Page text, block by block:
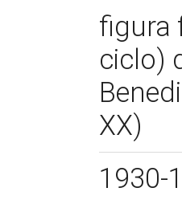
figura
ciclo)
XX)
1930-